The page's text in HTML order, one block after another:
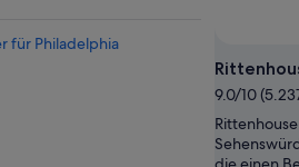
für Philadelphia
9.0/10